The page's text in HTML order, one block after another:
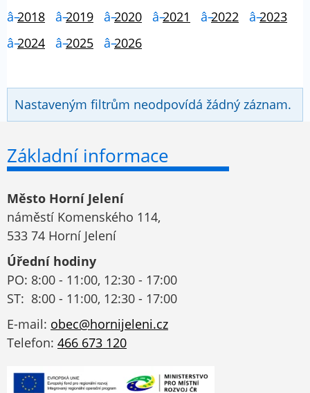
2018
2019 2020 2021 2022
2023
2024
2025 2026
Nastaveným filtrům neodpovídá žádný záznam.
Základní informace
Město Horní Jelení
náměstí Komenského 114,
533 74 Horní Jelení
Úřední hodiny
PO: 8:00 - 11:00, 12:30 - 17:00
ST: 8:00 - 11:00, 12:30 - 17:00
E-mail: obec@hornijeleni.cz
Telefon: 466 673 120